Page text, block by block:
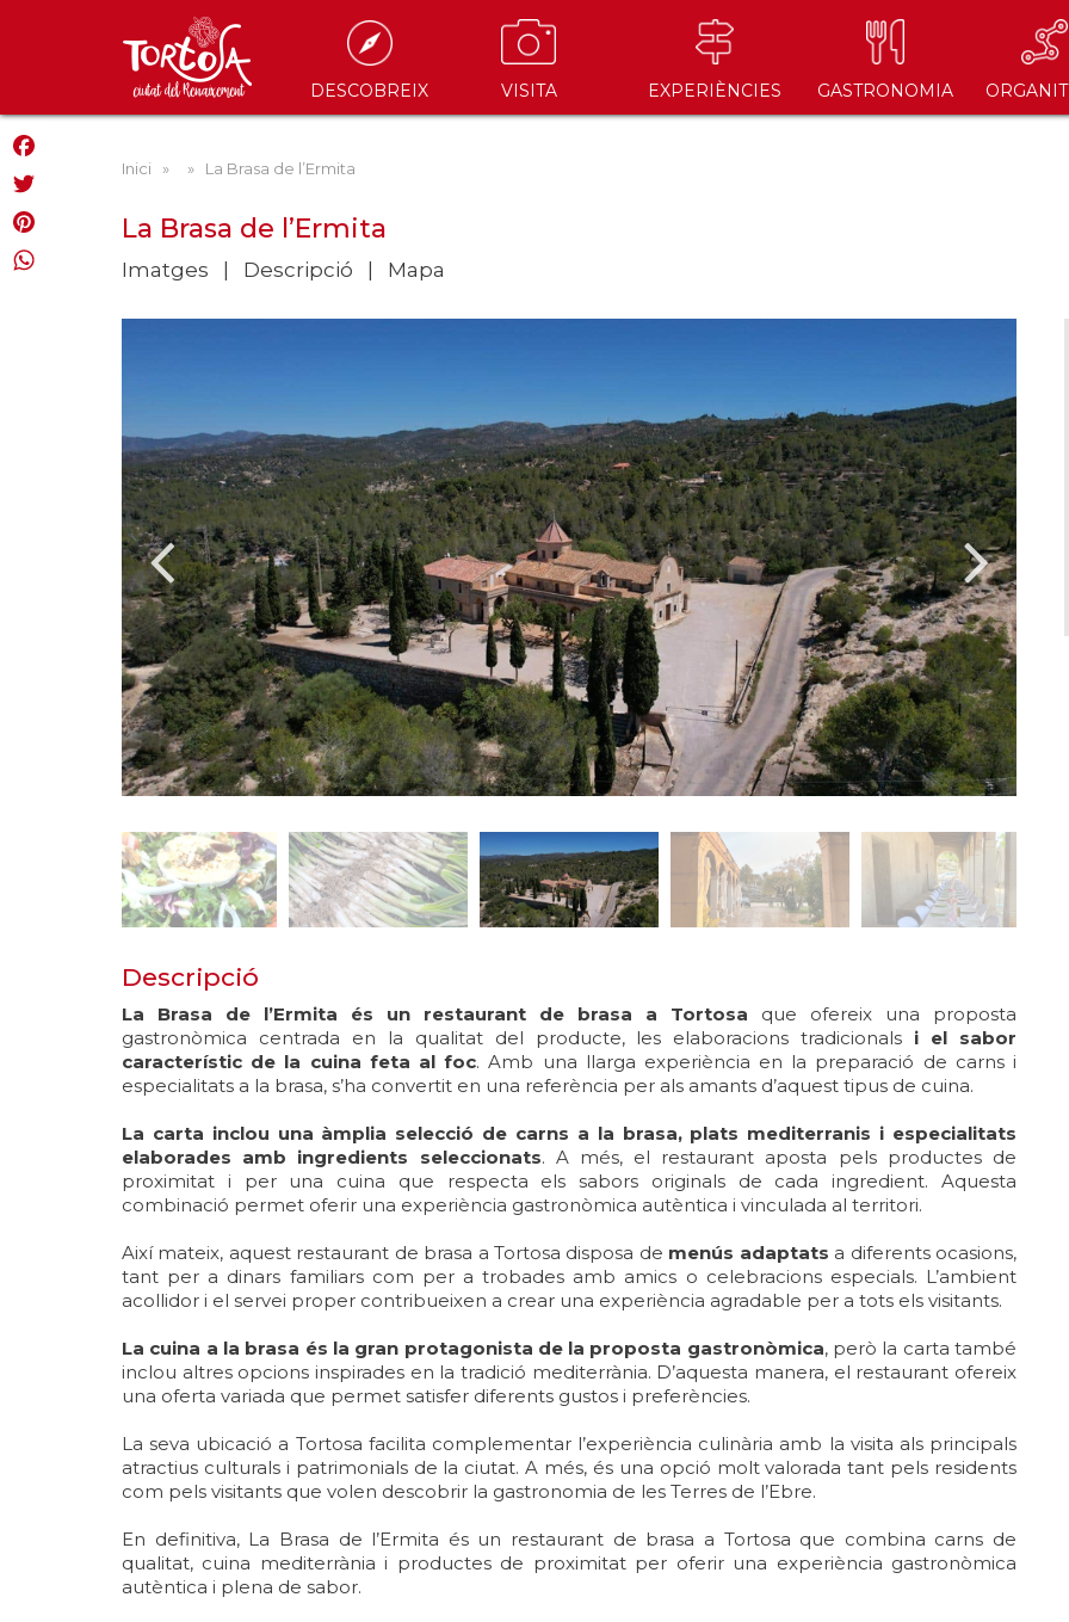
DESCOBREIX VISITA EXPERIÈNCIES GASTRONOMIA
Inici » » La Brasa de l’Ermita
La Brasa de l’Ermita
Imatges Descripció Mapa
Descripció
La Brasa de l’Ermita és un restaurant de brasa a Tortosa que ofereix una proposta
gastronòmica centrada en la qualitat del producte, les elaboracions tradicionals i el sabor
característic de la cuina feta al foc. Amb una llarga experiència en la preparació de carns i
especialitats a la brasa, s’ha convertit en una referència per als amants d’aquest tipus de cuina.
La carta inclou una àmplia selecció de carns a la brasa, plats mediterranis i especialitats
elaborades amb ingredients seleccionats. A més, el restaurant aposta pels productes de
proximitat i per una cuina que respecta els sabors originals de cada ingredient. Aquesta
combinació permet oferir una experiència gastronòmica autèntica i vinculada al territori.
Així mateix, aquest restaurant de brasa a Tortosa disposa de menús adaptats a diferents ocasions,
tant per a dinars familiars com per a trobades amb amics o celebracions especials. L’ambient
acollidor i el servei proper contribueixen a crear una experiència agradable per a tots els visitants.
La cuina a la brasa és la gran protagonista de la proposta gastronòmica, però la carta també
inclou altres opcions inspirades en la tradició mediterrània. D’aquesta manera, el restaurant ofereix
una oferta variada que permet satisfer diferents gustos i preferències.
La seva ubicació a Tortosa facilita complementar l’experiència culinària amb la visita als principals
atractius culturals i patrimonials de la ciutat. A més, és una opció molt valorada tant pels residents
com pels visitants que volen descobrir la gastronomia de les Terres de l’Ebre.
En definitiva, La Brasa de l’Ermita és un restaurant de brasa a Tortosa que combina carns de
qualitat, cuina mediterrània i productes de proximitat per oferir una experiència gastronòmica
autèntica i plena de sabor.
Facebook
Twitter
Pinterest